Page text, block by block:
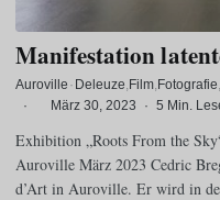
Manifestation
Auroville · Deleuze Film Fotografie
·
März 30, 2023 · 5 Min.
Exhibition „Roots From the
Auroville März 2023 Cedric
d’Art in Auroville. Er wird in